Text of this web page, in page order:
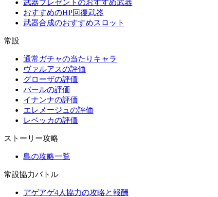
武器プレゼントのおすすめ武器
おすすめのHP回復武器
武器合成のおすすめスロット
常設
通常ガチャの当たりキャラ
ヴァルアスの評価
グローザの評価
バールの評価
イナンナの評価
エレメージュの評価
レベッカの評価
ストーリー攻略
島の攻略一覧
常設協力バトル
アゲアゲ4人協力の攻略と報酬